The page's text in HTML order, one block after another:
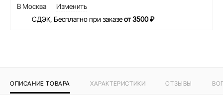
В Москва
Изменить
СДЭК, Бесплатно при заказеот 3500 ₽
ОПИСАНИЕ ТОВАРА ХАРАКТЕРИСТИКИ ОТЗЫВЫ